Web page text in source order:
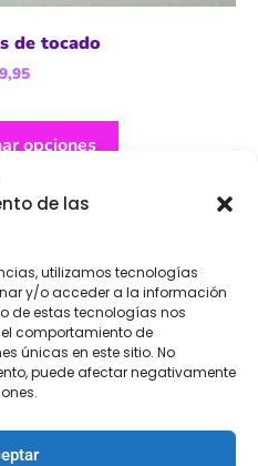
de las
utilizamos tecnologías
y/o acceder a la información
de estas tecnologías nos
comportamiento de
únicas en este sitio. No
puede afectar negativamente
de tocado
9,95
opciones